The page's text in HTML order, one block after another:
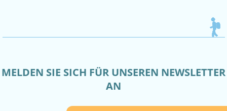
MELDEN SIE SICH FÜR UNSEREN NEWSLETTER
AN